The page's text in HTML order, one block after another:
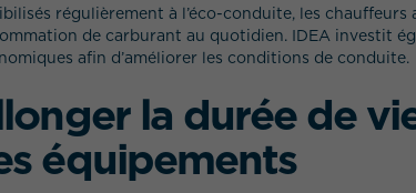
régulièrement à l’éco-conduite, les
de carburant au quotidien. IDEA investit
afin d’améliorer les conditions de conduite.
la durée de
équipements